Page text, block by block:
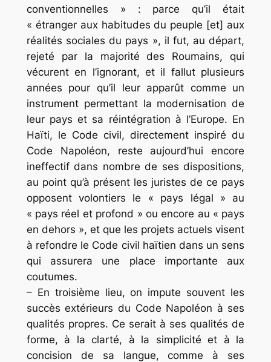
conventionnelles » : parce qu’il était
« étranger aux habitudes du peuple [et] aux
réalités sociales du pays », il fut, au départ,
rejeté par la majorité des Roumains, qui
vécurent en l’ignorant, et il fallut plusieurs
années pour qu’il leur apparût comme un
instrument permettant la modernisation de
leur pays et sa réintégration à l’Europe. En
Haïti, le Code civil, directement inspiré du
Code Napoléon, reste aujourd’hui encore
ineffectif dans nombre de ses dispositions,
au point qu’à présent les juristes de ce pays
opposent volontiers le « pays légal » au
« pays réel et profond » ou encore au « pays
en dehors », et que les projets actuels visent
à refondre le Code civil haïtien dans un sens
qui assurera une place importante aux
coutumes.
– En troisième lieu, on impute souvent les
succès extérieurs du Code Napoléon à ses
qualités propres. Ce serait à ses qualités de
forme, à la clarté, à la simplicité et à la
concision de sa langue, comme à ses